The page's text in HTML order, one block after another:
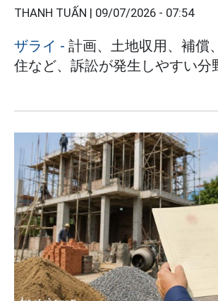
THANH TUẤN | 09/07/2026 - 07:54
ザライ - 計画、土地収用、補償
住など、訴訟が発生しやすい分